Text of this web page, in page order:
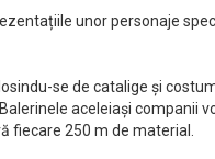
unor personaje
se de catalige și
aceleiași companii
fiecare 250 m de material.